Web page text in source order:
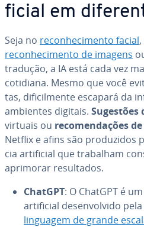
fi­cial em
Seja no re­co­nhe­ci­mento facial
re­co­nhe­ci­mento de imagens
tradução, a IA está cada vez
cotidiana. Mesmo que você
tas, di­fi­cil­mente escapará da
ambientes digitais. Sugestões
virtuais ou re­co­men­da­ções
Netflix e afins são pro­du­zi­dos
cia ar­ti­fi­cial que trabalham
aprimorar re­sul­ta­dos.
ChatGPT: O ChatGPT é
ar­ti­fi­cial de­sen­vol­vido pela
linguagem de grande